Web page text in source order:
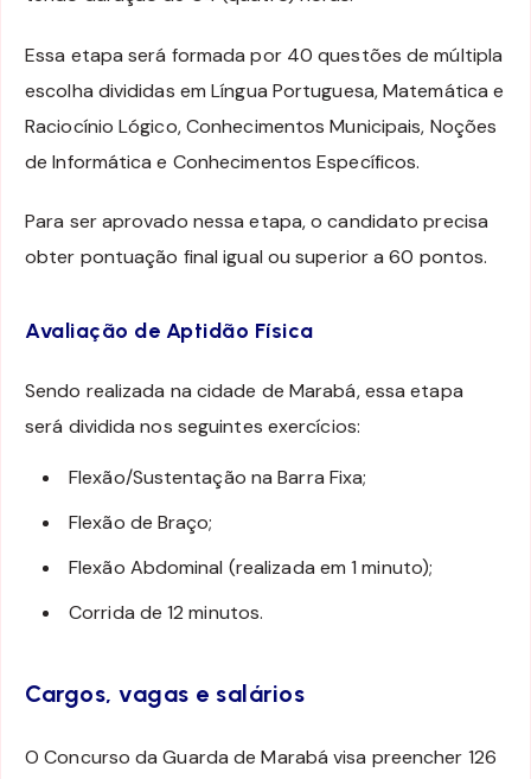
Essa etapa será formada por 40 questões de múltipla
escolha divididas em Língua Portuguesa, Matemática e
Raciocínio Lógico, Conhecimentos Municipais, Noções
de Informática e Conhecimentos Específicos.
Para ser aprovado nessa etapa, o candidato precisa
obter pontuação final igual ou superior a 60 pontos.
Avaliação de Aptidão Física
Sendo realizada na cidade de Marabá, essa etapa
será dividida nos seguintes exercícios:
Flexão/Sustentação na Barra Fixa;
Flexão de Braço;
Flexão Abdominal (realizada em 1 minuto);
Corrida de 12 minutos.
Cargos, vagas e salários
O Concurso da Guarda de Marabá visa preencher 126